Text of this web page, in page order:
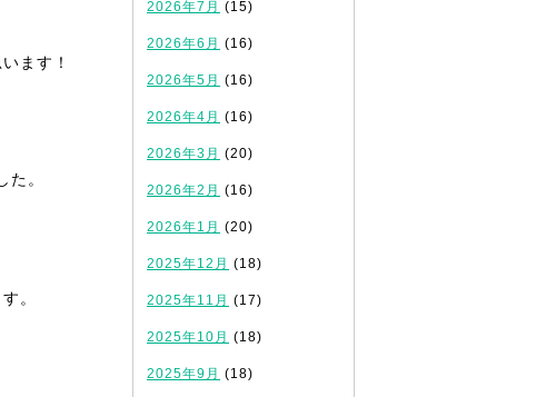
ます！
た。
。
2026年7月 (15)
2026年6月 (16)
2026年5月 (16)
2026年4月 (16)
2026年3月 (20)
2026年2月 (16)
2026年1月 (20)
2025年12月 (18)
2025年11月 (17)
2025年10月 (18)
2025年9月 (18)